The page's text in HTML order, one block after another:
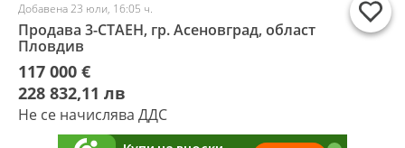
Добавена 23 юли, 16:05 ч.
Продава 3-СТАЕН, гр. Асеновград, област
Пловдив
117 000 €
228 832,11 лв
Не се начислява ДДС